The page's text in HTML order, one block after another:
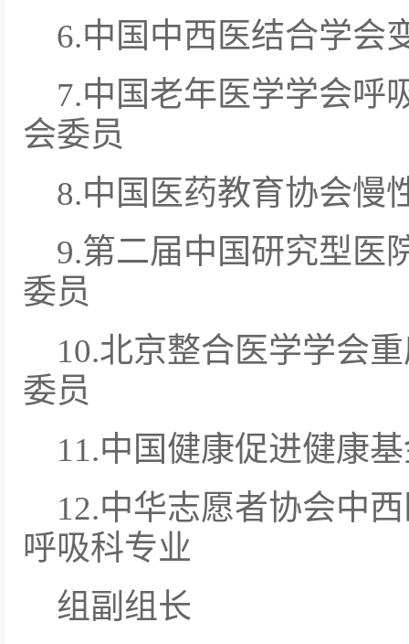
6.中国中西医结合学会
7.中国老年医学学会呼
会委员
8.中国医药教育协会慢
9.第二届中国研究型医
委员
10.北京整合医学学会
委员
11.中国健康促进健康
12.中华志愿者协会中
呼吸科专业
组副组长